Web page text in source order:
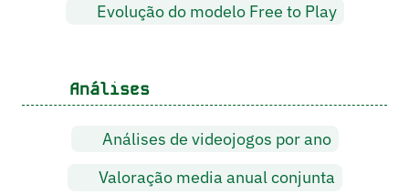
Evolução do modelo Free to Play
Análises
Análises de videojogos por ano
Valoração media anual conjunta